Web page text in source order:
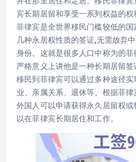
宾长期居留和享受一系列权益的权
菲律宾是全世界移民门槛较低的
几种永居权性质的签证,无需放弃
身份。这就是很多人口中称为的
严格意义上讲他是一种长期居留签
移民到菲律宾可以通过多种途径
业、亲属关系、退休等。根据菲律
外国人可以申请获得永久居留权或
以在菲律宾长期居住和工作。